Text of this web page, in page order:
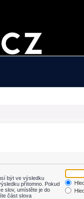
být ve výsledku
přítomno. Pokud
slov, umístěte je do
část slova